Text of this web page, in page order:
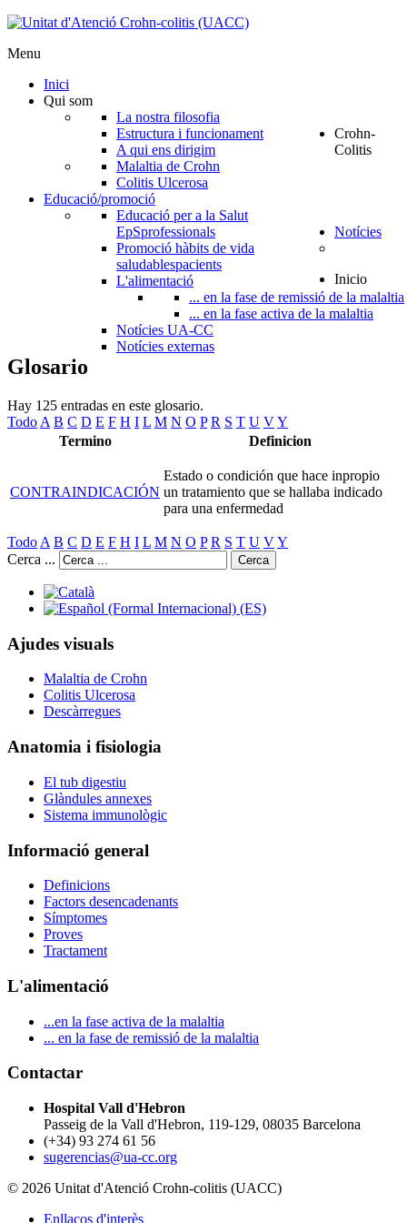
Menu
Inici
Qui som
La nostra filosofia
Estructura i funcionament
A qui ens dirigim
Crohn-
Colitis
Malaltia de Crohn
Colitis Ulcerosa
Educació/promoció
Educació per a la Salut
EpSprofessionals
Promoció hàbits de vida
saludablespacients
L'alimentació
... en la fase de remissió de la malaltia
... en la fase activa de la malaltia
Notícies
Notícies UA-CC
Notícies externas
Inicio
Glosario
Hay 125 entradas en este glosario.
Todo A B C D E F H I L M N O P R S T U VY
Termino
Definicion
CONTRAINDICACIÓN
Estado o condición que hace inpropio
un tratamiento que se hallaba indicado
para una enfermedad
Todo A B C D E F H I L M N O P R S T U VY
Cerca ...
Cerca
Ajudes visuals
Malaltia de Crohn
Colitis Ulcerosa
Descàrregues
Anatomia i fisiologia
El tub digestiu
Glàndules annexes
Sistema immunològic
Informació general
Definicions
Factors desencadenants
Símptomes
Proves
Tractament
L'alimentació
...en la fase activa de la malaltia
... en la fase de remissió de la malaltia
Contactar
Hospital Vall d'Hebron
Passeig de la Vall d'Hebron, 119-129, 08035 Barcelona
(+34) 93 274 61 56
sugerencias@ua-cc.org
© 2026 Unitat d'Atenció Crohn-colitis (UACC)
Enllaços d'interès